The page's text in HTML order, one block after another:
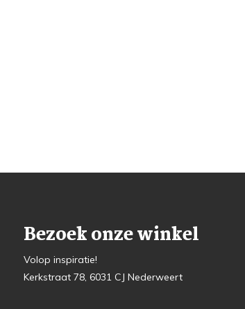
Bezoek onze winkel
Volop inspiratie!
Kerkstraat 78, 6031 CJ Nederweert